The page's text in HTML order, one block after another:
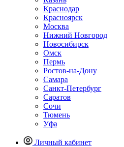
Краснодар
Красноярск
Москва
Нижний Новгород
Новосибирск
Омск
Пермь
Ростов-на-Дону
Самара
Санкт-Петербург
Саратов
Сочи
Тюмень
Уфа
Личный кабинет